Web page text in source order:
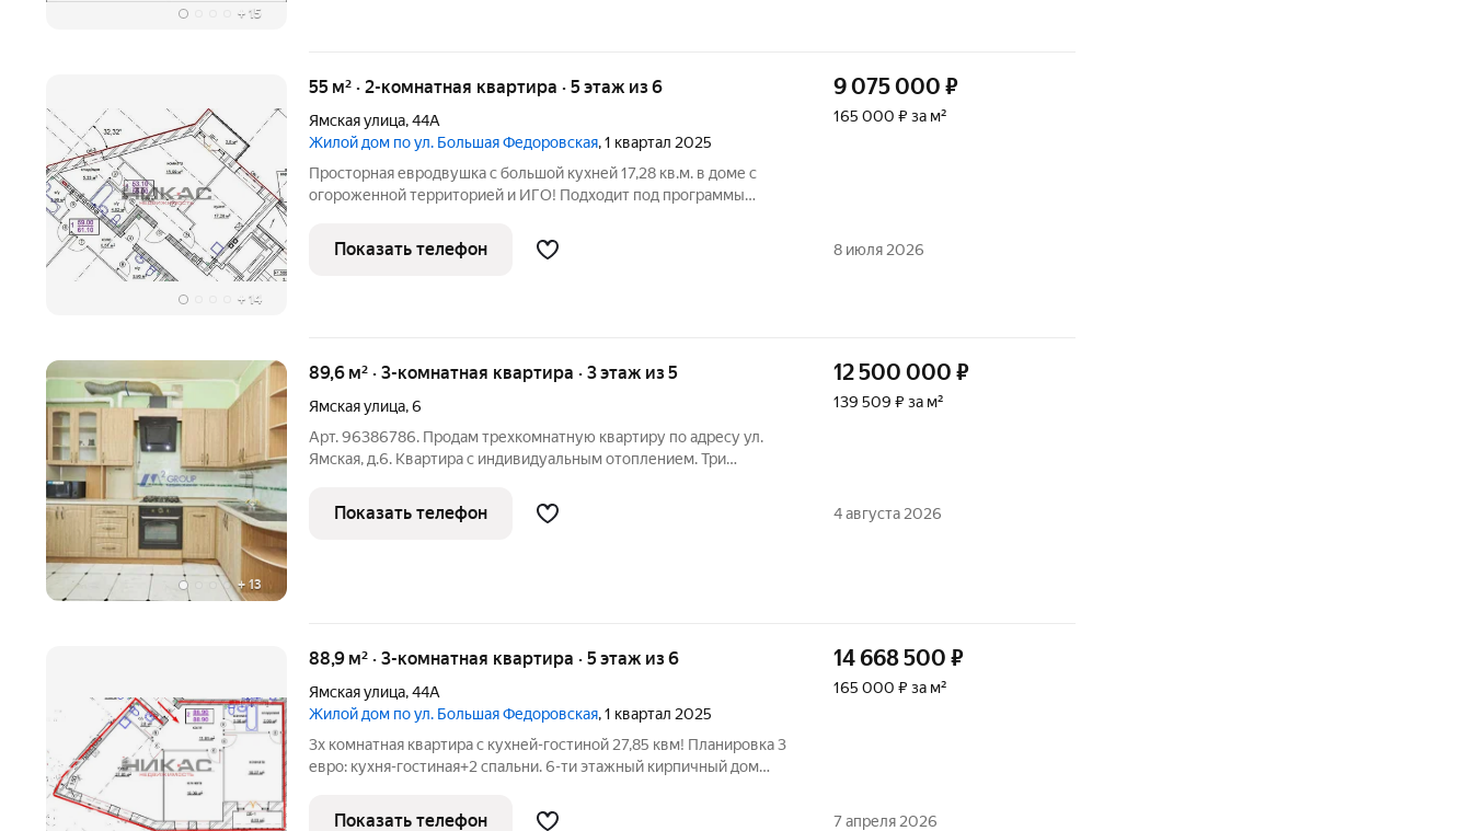
+ 15
+ 14
55 м² · 2-комнатная квартира · 5 этаж из 6
Ямская улица,44А
Жилой дом по ул. Большая Федоровская, 1 квартал 2025
Просторная евродвушка с большой кухней 17,28 кв.м. в доме с
огороженной территорией и ИГО! Подходит под программы
современной архитектуры на 2-й линии от Московского
проспекта. ПРЕИМУЩЕСТВА КВАРТИРЫ:
9 075 000 ₽
165 000 ₽ за м²
Показать телефон 8 июля 2026
+ 13
89,6 м² · 3-комнатная квартира · 3 этаж из 5
Ямская улица,6
Арт. 96386786. Продам трехкомнатную квартиру по адресу ул.
Ямская, д.6. Квартира с индивидуальным отоплением. Три
стороны. Гардеробная. Дом оборудован лифтами. Дом построен
из керамического
12 500 000 ₽
139 509 ₽ за м²
Показать телефон 4 августа 2026
88,9 м² · 3-комнатная квартира · 5 этаж из 6
Ямская улица,44А
Жилой дом по ул. Большая Федоровская, 1 квартал 2025
3х комнатная квартира с кухней-гостиной 27,85 квм! Планировка 3
евро: кухня-гостиная+2 спальни. 6-ти этажный кирпичный дом
дома рядом с Московским проспектом. Лифт. ПРЕИМУЩЕСТВА
14 668 500 ₽
165 000 ₽ за м²
Показать телефон 7 апреля 2026